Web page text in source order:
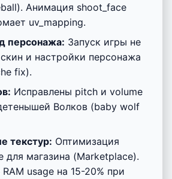
Анимация shoot_face
uv_mapping.
персонажа: Запуск игры не
и настройки персонажа
fix).
Исправлены pitch и volume
Волков (baby wolf
текстур: Оптимизация
для магазина (Marketplace).
usage на 15-20% при